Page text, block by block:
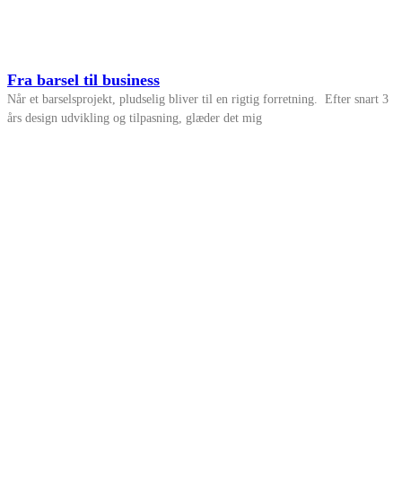
Fra barsel til business
Når et barselsprojekt, pludselig bliver til en rigtig forretning. Efter snart 3
års design udvikling og tilpasning, glæder det mig